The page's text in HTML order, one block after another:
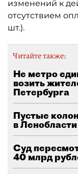
изменений к
отсутствием
шт.).
Читайте также:
Не метро
возить
Петербурга
Пустые
в
Суд
40 млрд